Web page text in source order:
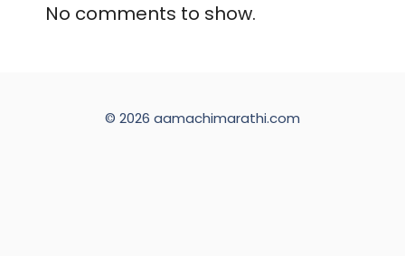
No comments to show.
© 2026 aamachimarathi.com